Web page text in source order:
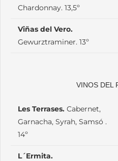
Chardonnay. 13,5º
Viñas del Vero.
Gewurztraminer. 13º
VINOS DEL
Les Terrases. Cabernet,
Garnacha, Syrah, Samsó .
14º
L´Ermita.